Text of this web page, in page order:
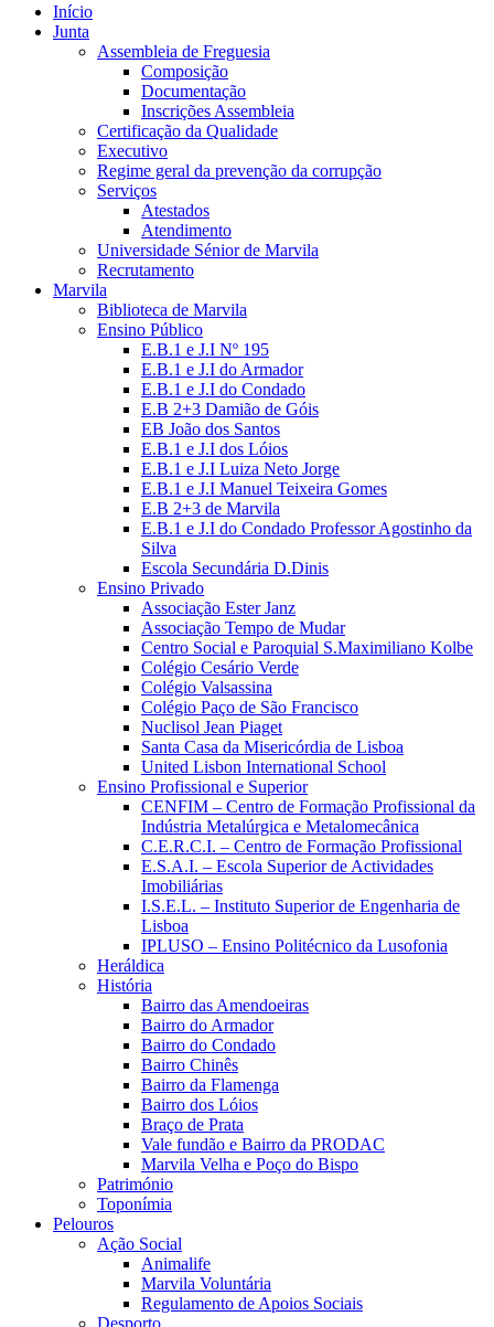
Início
Junta
Assembleia de Freguesia
Composição
Documentação
Inscrições Assembleia
Certificação da Qualidade
Executivo
Regime geral da prevenção da corrupção
Serviços
Atestados
Atendimento
Universidade Sénior de Marvila
Recrutamento
Marvila
Biblioteca de Marvila
Ensino Público
E.B.1 e J.I Nº 195
E.B.1 e J.I do Armador
E.B.1 e J.I do Condado
E.B 2+3 Damião de Góis
EB João dos Santos
E.B.1 e J.I dos Lóios
E.B.1 e J.I Luiza Neto Jorge
E.B.1 e J.I Manuel Teixeira Gomes
E.B 2+3 de Marvila
E.B.1 e J.I do Condado Professor Agostinho da
Silva
Escola Secundária D.Dinis
Ensino Privado
Associação Ester Janz
Associação Tempo de Mudar
Centro Social e Paroquial S.Maximiliano Kolbe
Colégio Cesário Verde
Colégio Valsassina
Colégio Paço de São Francisco
Nuclisol Jean Piaget
Santa Casa da Misericórdia de Lisboa
United Lisbon International School
Ensino Profissional e Superior
CENFIM – Centro de Formação Profissional da
Indústria Metalúrgica e Metalomecânica
C.E.R.C.I. – Centro de Formação Profissional
E.S.A.I. – Escola Superior de Actividades
Imobiliárias
I.S.E.L. – Instituto Superior de Engenharia de
Lisboa
IPLUSO – Ensino Politécnico da Lusofonia
Heráldica
História
Bairro das Amendoeiras
Bairro do Armador
Bairro do Condado
Bairro Chinês
Bairro da Flamenga
Bairro dos Lóios
Braço de Prata
Vale fundão e Bairro da PRODAC
Marvila Velha e Poço do Bispo
Património
Toponímia
Pelouros
Ação Social
Animalife
Marvila Voluntária
Regulamento de Apoios Sociais
Desporto